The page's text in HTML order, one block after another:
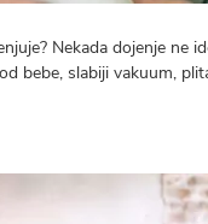
Nekada dojenje ne
bebe, slabiji vakuum,